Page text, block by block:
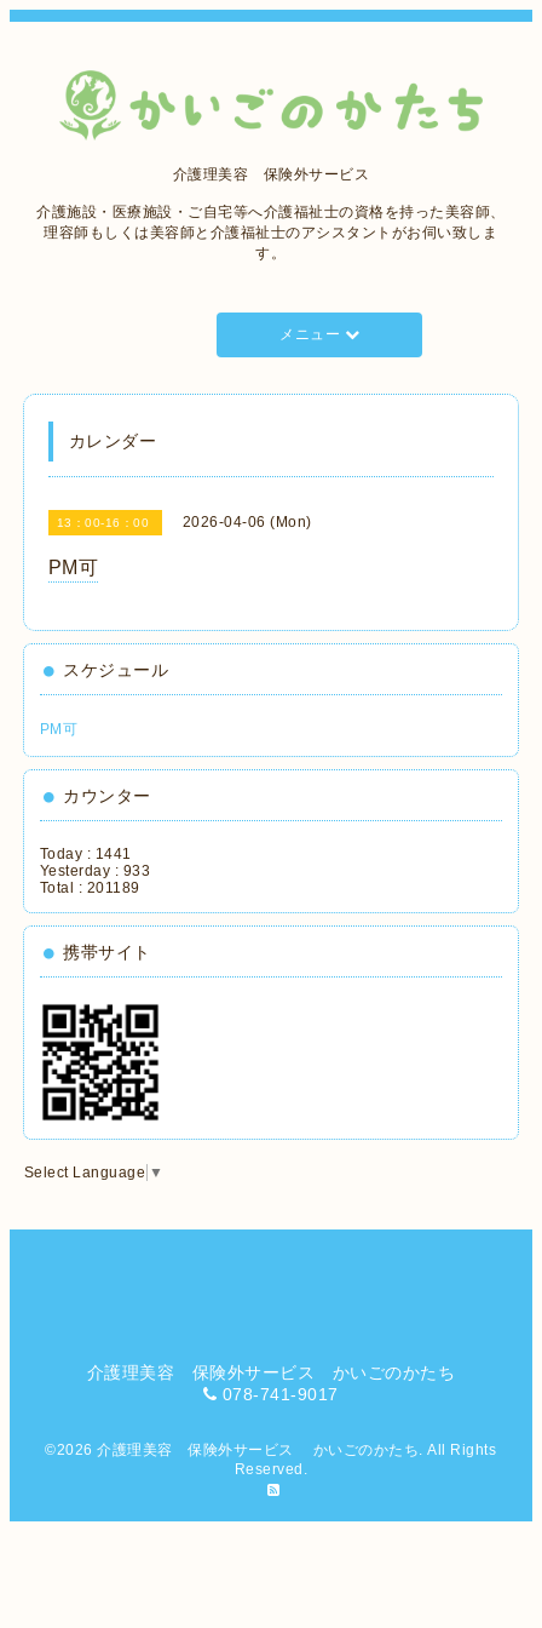
介護理美容 保険外サービス
介護施設・医療施設・ご自宅等へ介護福祉士の資格を持った美容師、
理容師もしくは美容師と介護福祉士のアシスタントがお伺い致しま
す。
メニュー
カレンダー
13：00-16：00 2026-04-06 (Mon)
PM可
スケジュール
PM可
カウンター
Today : 1441
Yesterday : 933
Total : 201189
携帯サイト
Select Language ▼
介護理美容 保険外サービス かいごのかたち
078-741-9017
©2026介護理美容 保険外サービス かいごのかたち . All Rights
Reserved.